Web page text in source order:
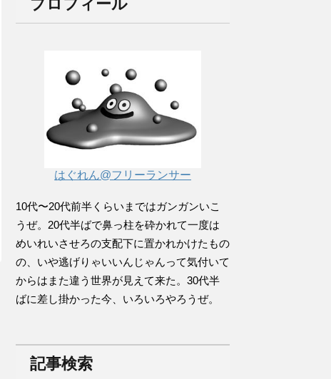
プロフィール
はぐれん@フリーランサー
10代〜20代前半くらいまではガンガンいこ
うぜ。20代半ばで鼻っ柱を砕かれて一度は
めいれいさせろの支配下に置かれかけたもの
の、いや逃げりゃいいんじゃんって気付いて
からはまた違う世界が見えて来た。30代半
ばに差し掛かった今、いろいろやろうぜ。
記事検索